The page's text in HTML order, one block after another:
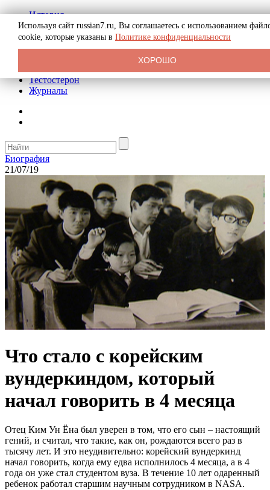
История
Биография
Криминал
Реклама на сайте
Тестостерон
Журналы
Биография
21/07/19
Что стало с корейским
вундеркиндом, который
начал говорить в 4 месяца
Отец Ким Ун Ёна был уверен в том, что его сын – настоящий
гений, и считал, что такие, как он, рождаются всего раз в
тысячу лет. И это неудивительно: корейский вундеркинд
начал говорить, когда ему едва исполнилось 4 месяца, а в 4
года он уже стал студентом вуза. В течение 10 лет одаренный
ребенок работал старшим научным сотрудником в NASA.
Используя сайт russian7.ru, Вы соглашаетесь с использованием
cookie, которые указаны в Политике конфиденциальности
ХОРОШО